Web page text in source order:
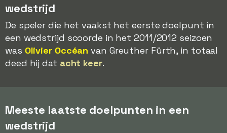
wedstrijd
De speler die het vaakst het eerste doelpunt in
een wedstrijd scoorde in het 2011/2012 seizoen
was Olivier Occéan van Greuther Fürth, in totaal
deed hij dat acht keer.
Meeste laatste doelpunten in een
wedstrijd